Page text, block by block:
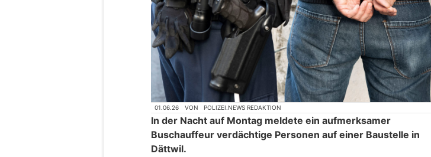
01.06.26 VON POLIZEI.NEWS REDAKTION
In der Nacht auf Montag meldete ein aufmerksamer
Buschauffeur verdächtige Personen auf einer Baustelle in
Dättwil.